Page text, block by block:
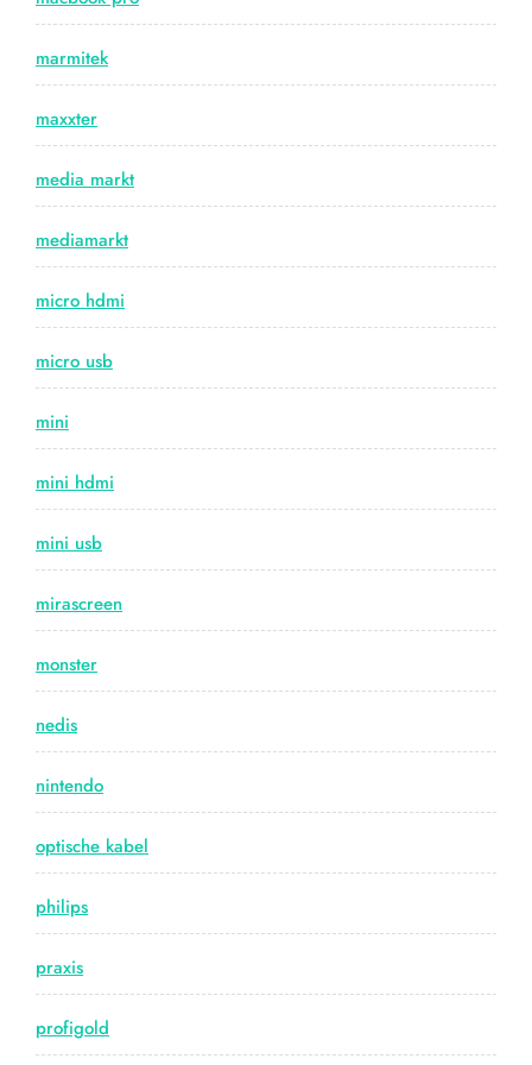
marmitek
maxxter
media markt
mediamarkt
micro hdmi
micro usb
mini
mini hdmi
mini usb
mirascreen
monster
nedis
nintendo
optische kabel
philips
praxis
profigold